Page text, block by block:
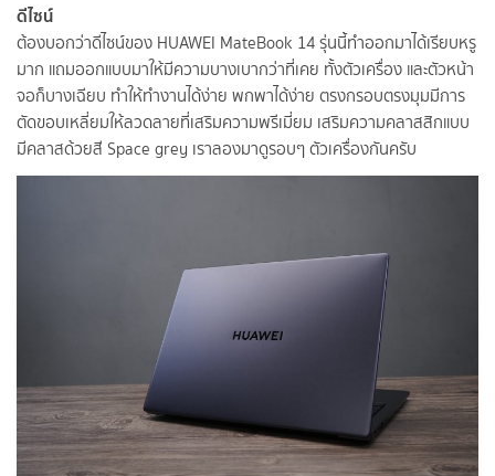
ดีไซน์
ต้องบอกว่าดีไซน์ของ HUAWEI MateBook 14 รุ่นนี้ทำออกมาได้เรียบหรู
มาก แถมออกแบบมาให้มีความบางเบากว่าที่เคย ทั้งตัวเครื่อง และตัวหน้า
จอก็บางเฉียบ ทำให้ทำงานได้ง่าย พกพาได้ง่าย ตรงกรอบตรงมุมมีการ
ตัดขอบเหลี่ยมให้ลวดลายที่เสริมความพรีเมี่ยม เสริมความคลาสสิกแบบ
มีคลาสด้วยสี Space grey เราลองมาดูรอบๆ ตัวเครื่องกันครับ